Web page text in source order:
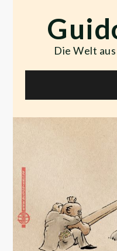
content
Die Welt